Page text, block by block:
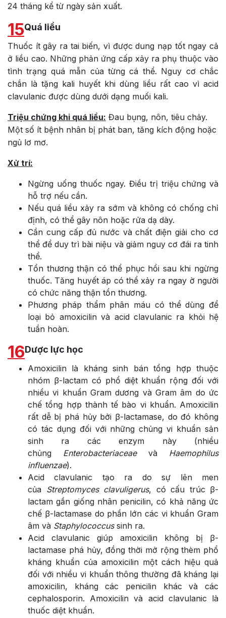
24 tháng kể từ ngày sản xuất.
15Quá liều
Thuốc ít gây ra tai biến, vì được dung nạp tốt ngay cả
ở liều cao. Những phản ứng cấp xảy ra phụ thuộc vào
tình trạng quá mẫn của từng cá thể. Nguy cơ chắc
chắn là tặng kali huyết khi dùng liều rất cao vì acid
clavulanic được dùng dưới dạng muối kali.
Triệu chứng khi quá liều: Đau bụng, nôn, tiêu chảy.
Một số ít bệnh nhân bị phát ban, tăng kích động hoặc
ngủ lơ mơ.
Xử trí:
Ngừng uống thuốc ngay. Điều trị triệu chứng và
hỗ trợ nếu cần.
Nếu quá liều xảy ra sớm và không có chống chỉ
định, có thể gây nôn hoặc rửa dạ dày.
Cần cung cấp đủ nước và chất điện giải cho cơ
thể để duy trì bài niệu và giảm nguy cơ đái ra tinh
thể.
Tổn thương thận có thể phục hồi sau khi ngừng
thuốc. Tăng huyết áp có thể xảy ra ngay ờ người
có chức năng thận tổn thương.
Phương pháp thẩm phân máu có thể dùng để
loại bỏ amoxicilin và acid clavulanic ra khỏi hệ
tuần hoàn.
16Dược lực học
Amoxicilin là kháng sinh bán tổng hợp thuộc
nhóm β-lactam có phổ diệt khuẩn rộng đối với
nhiều vi khuẩn Gram dương và Gram âm do ức
chế tổng hợp thành tế bào vi khuẩn. Amoxicilin
rất dễ bị phá hủy bởi β-lactamase, do đó không
có tác dụng đối với những chủng vi khuẩn sản
sinh ra các enzym này (nhiều
chủng Enterobacteriaceaevà Haemophilus
influenzae).
Acid clavulanic tạo ra do sự lên men
của Streptomyces clavuligerus, có cấu trúc β-
lactam gần giống nhân penicilin, có khả năng ức
chế β-lactamase do phần lớn các vi khuẩn Gram
âm và Staphylococcussinh ra.
Acid clavulanic giúp amoxicilin không bị β-
lactamase phá hủy, đồng thời mở rộng thèm phổ
kháng khuẩn của amoxicilin một cách hiệu quả
đối với nhiều vi khuẩn thông thường đã kháng lại
amoxicilin, kháng các penicilin khác và các
cephalosporin. Amoxicilin và acid clavulanic là
thuốc diệt khuẩn.